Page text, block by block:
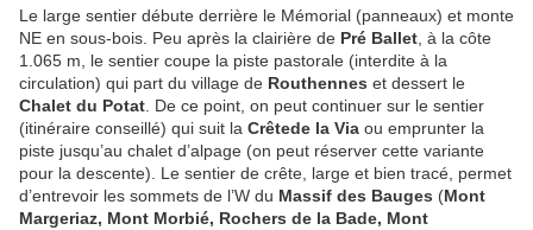
Le large sentier débute derrière le Mémorial (panneaux) et monte
NE en sous-bois. Peu après la clairière de Pré Ballet , à la côte
1.065 m, le sentier coupe la piste pastorale (interdite à la
circulation) qui part du village de Routhennes et dessert le
Chalet du Potat . De ce point, on peut continuer sur le sentier
(itinéraire conseillé) qui suit la Crêtede la Via ou emprunter la
piste jusqu’au chalet d’alpage (on peut réserver cette variante
pour la descente). Le sentier de crête, large et bien tracé, permet
d’entrevoir les sommets de l’W du Massif des Bauges (Mont
Margeriaz, Mont Morbié, Rochers de la Bade, Mont